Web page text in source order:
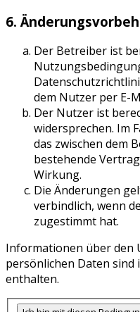
6.
Der Betreiber ist
dem Nutzer per E-
Der Nutzer ist
widersprechen. Im
das zwischen dem
bestehende
Wirkung.
Die Änderungen
verbindlich, wenn
zugestimmt hat.
Informationen über den
persönlichen Daten
enthalten.